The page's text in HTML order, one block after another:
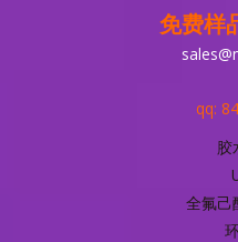
免费样
qq:
胶
全氟己